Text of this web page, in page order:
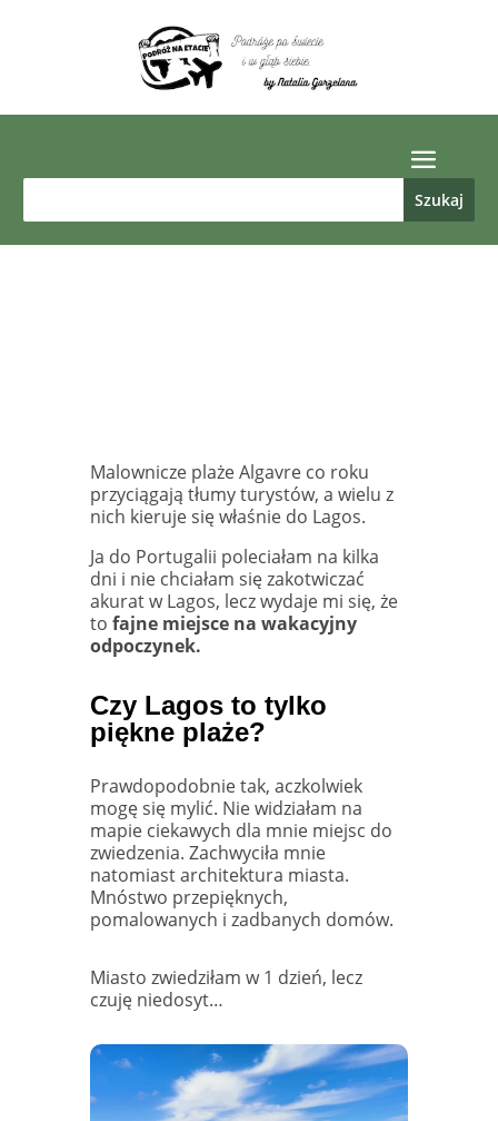
Malownicze plaże Algavre co roku
przyciągają tłumy turystów, a wielu z
nich kieruje się właśnie do Lagos.
Ja do Portugalii poleciałam na kilka
dni i nie chciałam się zakotwiczać
akurat w Lagos, lecz wydaje mi się, że
to fajne miejsce na wakacyjny
odpoczynek.
Czy Lagos to tylko
piękne plaże?
Prawdopodobnie tak, aczkolwiek
mogę się mylić. Nie widziałam na
mapie ciekawych dla mnie miejsc do
zwiedzenia. Zachwyciła mnie
natomiast architektura miasta.
Mnóstwo przepięknych,
pomalowanych i zadbanych domów.
Miasto zwiedziłam w 1 dzień, lecz
czuję niedosyt…